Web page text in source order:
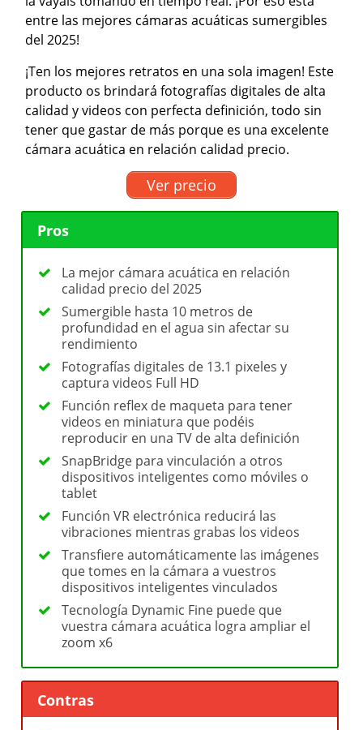
entre las mejores cámaras acuáticas sumergibles
del 2025!
¡Ten los mejores retratos en una sola imagen! Este
producto os brindará fotografías digitales de alta
calidad y videos con perfecta definición, todo sin
tener que gastar de más porque es una excelente
cámara acuática en relación calidad precio.
Ver precio
Pros
La mejor cámara acuática en relación
calidad precio del 2025
Sumergible hasta 10 metros de
profundidad en el agua sin afectar su
rendimiento
Fotografías digitales de 13.1 pixeles y
captura videos Full HD
Función reflex de maqueta para tener
videos en miniatura que podéis
reproducir en una TV de alta definición
SnapBridge para vinculación a otros
dispositivos inteligentes como móviles o
tablet
Función VR electrónica reducirá las
vibraciones mientras grabas los videos
Transfiere automáticamente las imágenes
que tomes en la cámara a vuestros
dispositivos inteligentes vinculados
Tecnología Dynamic Fine puede que
vuestra cámara acuática logra ampliar el
zoom x6
Contras